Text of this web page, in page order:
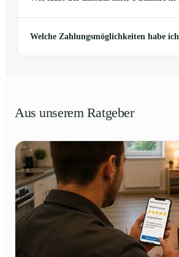
Welche Zahlungsmöglichkeiten habe
Aus unserem Ratgeber